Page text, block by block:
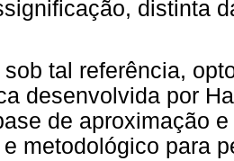
distinta
tal referência,
desenvolvida por
de aproximação
metodológico para